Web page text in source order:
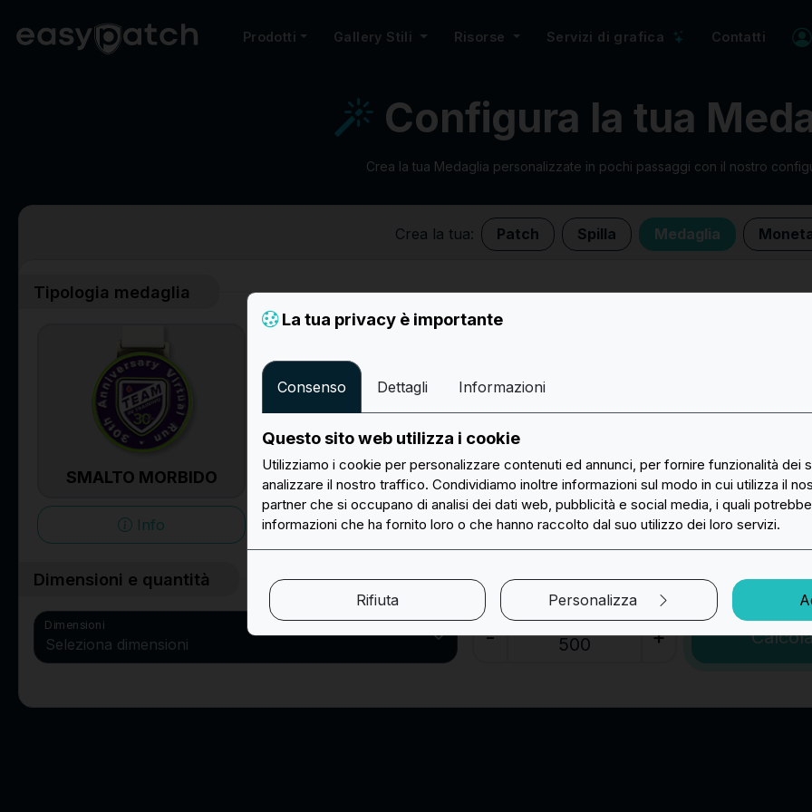
Prodotti Gallery Stili Risorse Servizi di grafica Contatti
Configura la tua
Crea la tua Medaglia personalizzate in pochi passaggi con il nostro
Crea la tua: Patch Spilla Medaglia
Tipologia medaglia
SMALTO MORBIDO
Info
METALLO 2D
Info
METALLO 3D
Info
Dimensioni e quantità
Dimensioni Quantità (min 50)
- +
Inserire la quantità e le dimensioni
per procedere
Scopri ora la vasta offerta di Easypatch di toppe e patch
personalizzate: componi il tuo progetto online, noi lo prepariamo
e te lo inviamo a casa!
info@easypatch.it WhatsApp Chat
Chi siamo
Guide
Blog
Istruzioni e Risorse
AI Chatbot
Metodi di Pagamento
Ricamate
Tessute HD
Stampate Sublimate
Patch PVC
Patch Silicone
La tua privacy è importante
Consenso Dettagli Informazioni
Questo sito web utilizza i cookie
Utilizziamo i cookie per personalizzare contenuti ed annunci, per fornire funzionalità dei
analizzare il nostro traffico. Condividiamo inoltre informazioni sul modo in cui utilizza il
partner che si occupano di analisi dei dati web, pubblicità e social media, i quali
informazioni che ha fornito loro o che hanno raccolto dal suo utilizzo dei loro servizi.
Personalizza
Rifiuta